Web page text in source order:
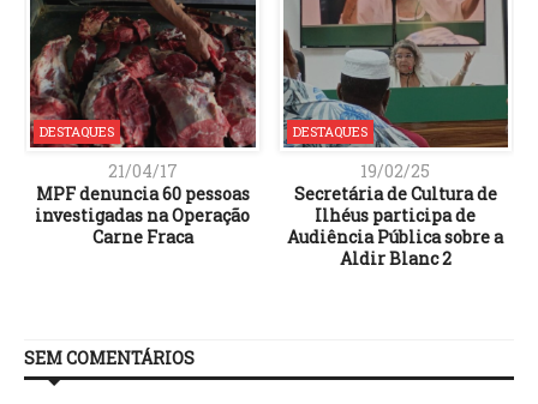
DESTAQUES
21/04/17
MPF denuncia 60 pessoas
investigadas na Operação
Carne Fraca
DESTAQUES
19/02/25
Secretária de Cultura de
Ilhéus participa de
Audiência Pública sobre a
Aldir Blanc 2
SEM COMENTÁRIOS